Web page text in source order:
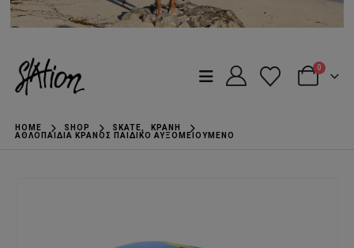
0
HOME SHOP SKATE,
ΚΡΆΝΗ
ΑΘΛΟΠΑΙΔΙΑ ΚΡΆΝΟΣ ΠΑΙΔΙΚΌ ΑΥΞΟΜΕΙΟΎΜΕΝΟ